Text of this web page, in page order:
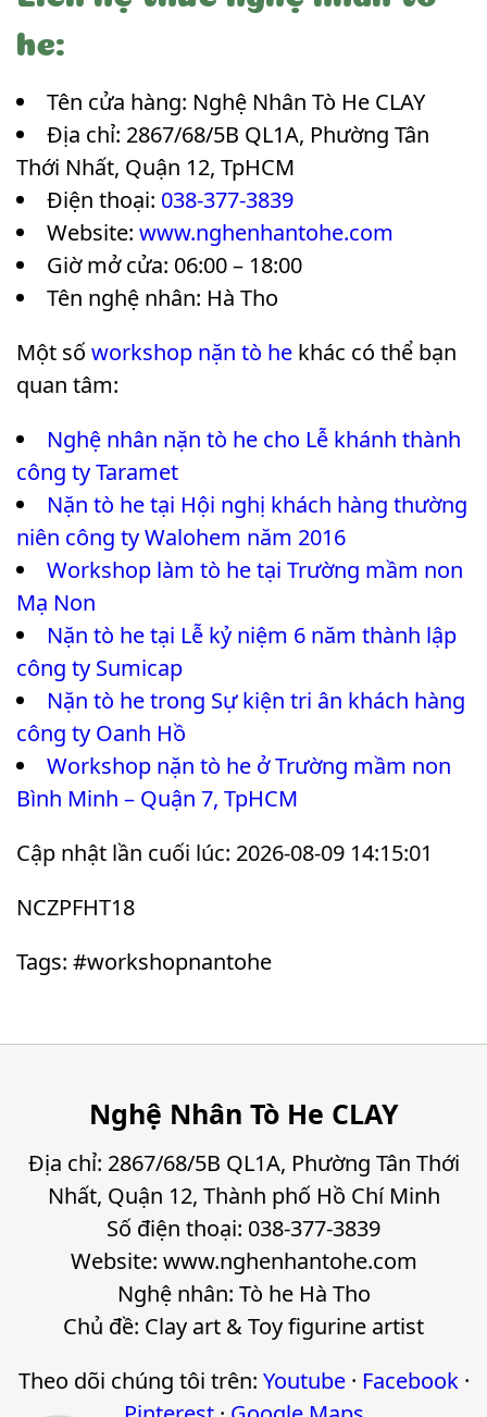
he:
Tên cửa hàng: Nghệ Nhân Tò He CLAY
Địa chỉ: 2867/68/5B QL1A, Phường Tân
Thới Nhất, Quận 12, TpHCM
Điện thoại: 038-377-3839
Website: www.nghenhantohe.com
Giờ mở cửa: 06:00 – 18:00
Tên nghệ nhân: Hà Tho
Một sốworkshop nặn tò he khác có thể bạn
quan tâm:
Nghệ nhân nặn tò he cho Lễ khánh thành
công ty Taramet
Nặn tò he tại Hội nghị khách hàng thường
niên công ty Walohem năm 2016
Workshop làm tò he tại Trường mầm non
Mạ Non
Nặn tò he tại Lễ kỷ niệm 6 năm thành lập
công ty Sumicap
Nặn tò he trong Sự kiện tri ân khách hàng
công ty Oanh Hồ
Workshop nặn tò he ở Trường mầm non
Bình Minh – Quận 7, TpHCM
Cập nhật lần cuối lúc: 2026-08-09 14:15:01
NCZPFHT18
Tags: #workshopnantohe
Nghệ Nhân Tò He CLAY
Địa chỉ: 2867/68/5B QL1A, Phường Tân Thới
Nhất, Quận 12, Thành phố Hồ Chí Minh
Số điện thoại: 038-377-3839
Website: www.nghenhantohe.com
Nghệ nhân: Tò he Hà Tho
Chủ đề: Clay art & Toy figurine artist
Theo dõi chúng tôi trên: Youtube· Facebook·